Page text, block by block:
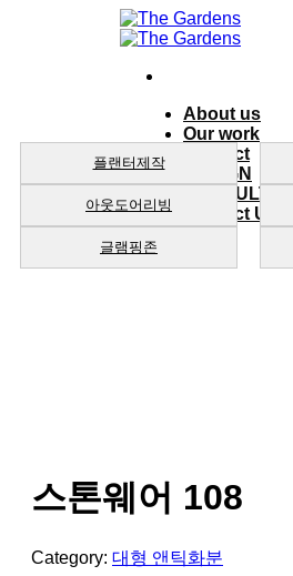
About us
Our work
product
DESIGN
CONSULTING
Contact Us
플랜터제작
아웃도어리빙
글램핑존
스톤웨어 108
Category: 대형 앤틱화분